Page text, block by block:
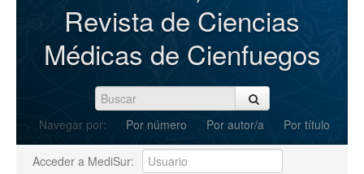
Revista de Ciencias
Médicas de Cienfuegos
Navegar por: Por número Por autor/a Por título
Acceder a MediSur: